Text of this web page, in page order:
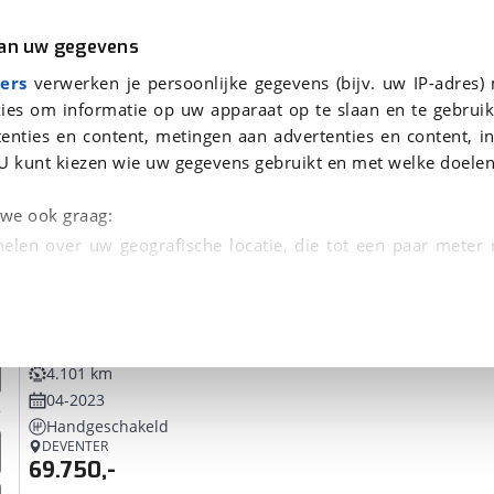
uw gegevens
verwerken je persoonlijke gegevens (bijv. uw IP-adres)
om informatie op uw apparaat op te slaan en te
en content, metingen aan advertenties en content,
kunt kiezen wie uw gegevens gebruikt en met welke
ook graag:
over uw geografische locatie, die tot een paar meter
uw toestemming op elk moment wijzigen of
technieken zorgen we voor een betere en meer
ervoor dat de website goed werkt. Ook gebruiken we
je gevonden Chausson
4.101 km
04-2023
Handgeschakeld
DEVENTER
69.750,-